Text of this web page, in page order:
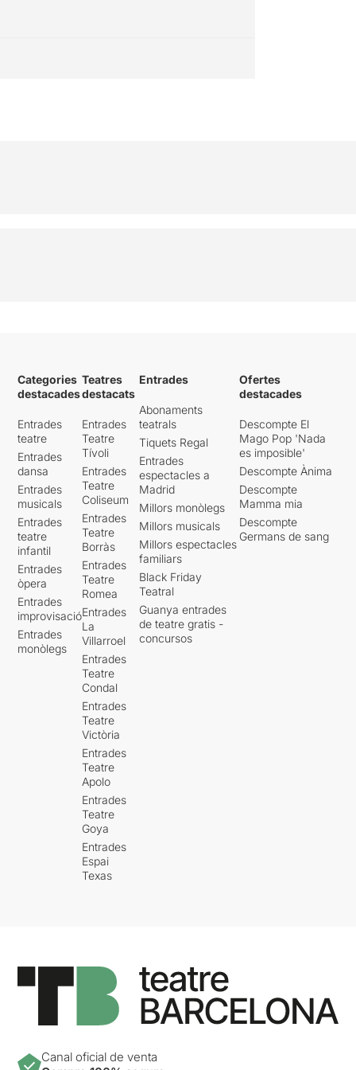
Categories
destacades
Entrades
teatre
Entrades
dansa
Entrades
musicals
Entrades
teatre
infantil
Entrades
òpera
Entrades
improvisació
Entrades
monòlegs
Teatres
destacats
Entrades
Teatre
Tívoli
Entrades
Teatre
Coliseum
Entrades
Teatre
Borràs
Entrades
Teatre
Romea
Entrades
La
Villarroel
Entrades
Teatre
Condal
Entrades
Teatre
Victòria
Entrades
Teatre
Apolo
Entrades
Teatre
Goya
Entrades
Espai
Texas
Entrades
Abonaments
teatrals
Tiquets Regal
Entrades
espectacles a
Madrid
Millors monòlegs
Millors musicals
Millors espectacles
familiars
Black Friday
Teatral
Guanya entrades
de teatre gratis -
concursos
Ofertes
destacades
Descompte El
Mago Pop 'Nada
es imposible'
Descompte Ànima
Descompte
Mamma mia
Descompte
Germans de sang
Canal oficial de venta